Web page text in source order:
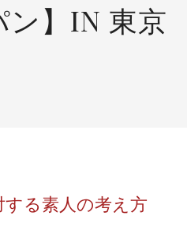
ン】IN 東京
る素人の考え方